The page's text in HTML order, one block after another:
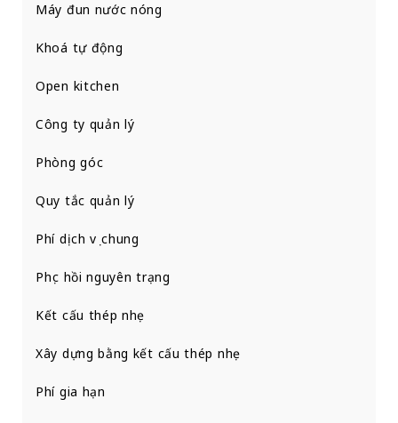
Máy đun nước nóng
Khoá tự động
Open kitchen
Công ty quản lý
Phòng góc
Quy tắc quản lý
Phí dịch vụ chung
Phục hồi nguyên trạng
Kết cấu thép nhẹ
Xây dựng bằng kết cấu thép nhẹ
Phí gia hạn